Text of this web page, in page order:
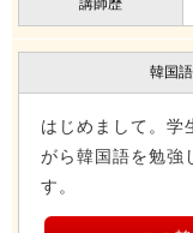
韓国
はじめまして。学
がら韓国語を勉強
す。